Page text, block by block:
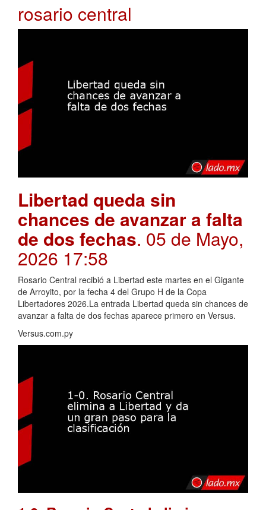
rosario central
Libertad queda sin
chances de avanzar a falta
de dos fechas. 05 de Mayo,
2026 17:58
Rosario Central recibió a Libertad este martes en el Gigante
de Arroyito, por la fecha 4 del Grupo H de la Copa
Libertadores 2026.La entrada Libertad queda sin chances de
avanzar a falta de dos fechas aparece primero en Versus.
Versus.com.py